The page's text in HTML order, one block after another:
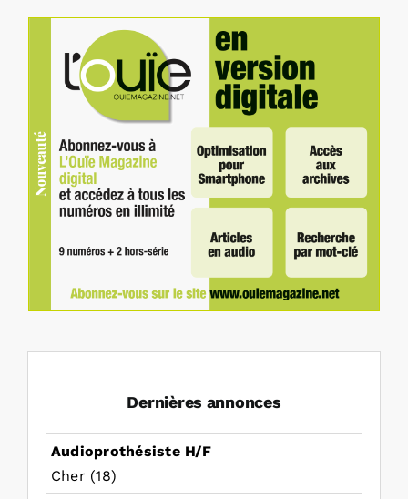
Dernières annonces
Audioprothésiste H/F
Cher (18)